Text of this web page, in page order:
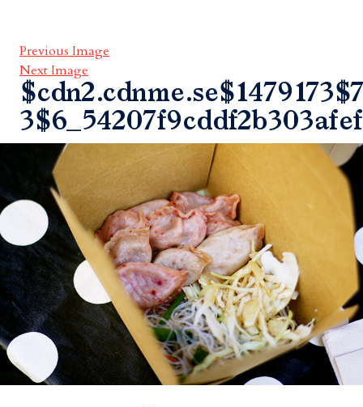
Previous Image
Next Image